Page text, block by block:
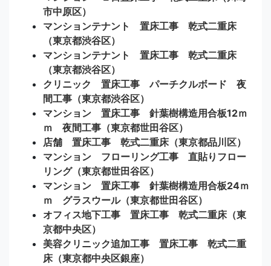
市中原区）
マンションテナント 置床工事 乾式二重床
（東京都渋谷区）
マンションテナント 置床工事 乾式二重床
（東京都渋谷区）
クリニック 置床工事 パーチクルボード 夜
間工事（東京都渋谷区）
マンション 置床工事 針葉樹構造用合板12ｍ
ｍ 夜間工事（東京都世田谷区）
店舗 置床工事 乾式二重床（東京都品川区）
マンション フローリング工事 直貼りフロー
リング（東京都世田谷区）
マンション 置床工事 針葉樹構造用合板24ｍ
ｍ グラスウール（東京都世田谷区）
オフィス地下工事 置床工事 乾式二重床（東
京都中央区）
美容クリニック追加工事 置床工事 乾式二重
床（東京都中央区銀座）